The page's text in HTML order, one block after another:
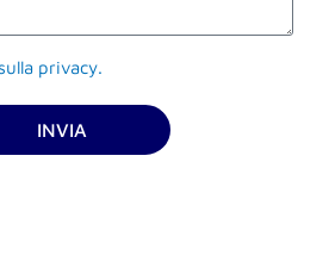
privacy.
INVIA